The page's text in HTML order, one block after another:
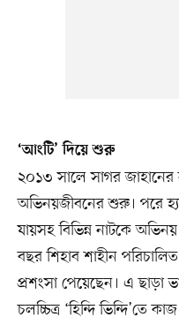
‘আংটি’ দিয়ে শুরু
২০১৩ সালে সাগর জাহানের
অভিনয়জীবনের শুরু। পরে
যায়সহ বিভিন্ন নাটকে
বছর শিহাব শাহীন
প্রশংসা পেয়েছেন। এ ছাড়া
চলচ্চিত্র ‘হিন্দি ভিন্দি’তে